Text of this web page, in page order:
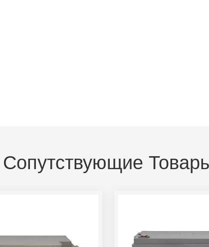
Сопутствующие